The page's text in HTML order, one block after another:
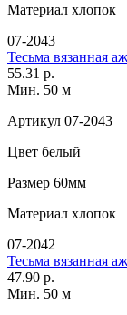
Материал хлопок
07-2043
Тесьма вязанная
55.31 р.
Мин. 50 м
Артикул 07-2043
Цвет белый
Размер 60мм
Материал хлопок
07-2042
Тесьма вязанная
47.90 р.
Мин. 50 м